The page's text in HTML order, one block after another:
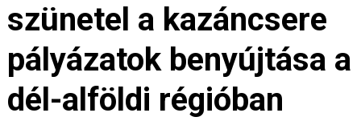
szünetel a kazáncsere
pályázatok benyújtása a
dél-alföldi régióban